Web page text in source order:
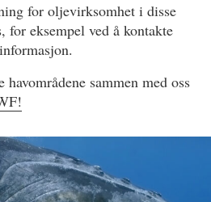
for oljevirksomhet i disse
for eksempel ved å kontakte
sammen med oss